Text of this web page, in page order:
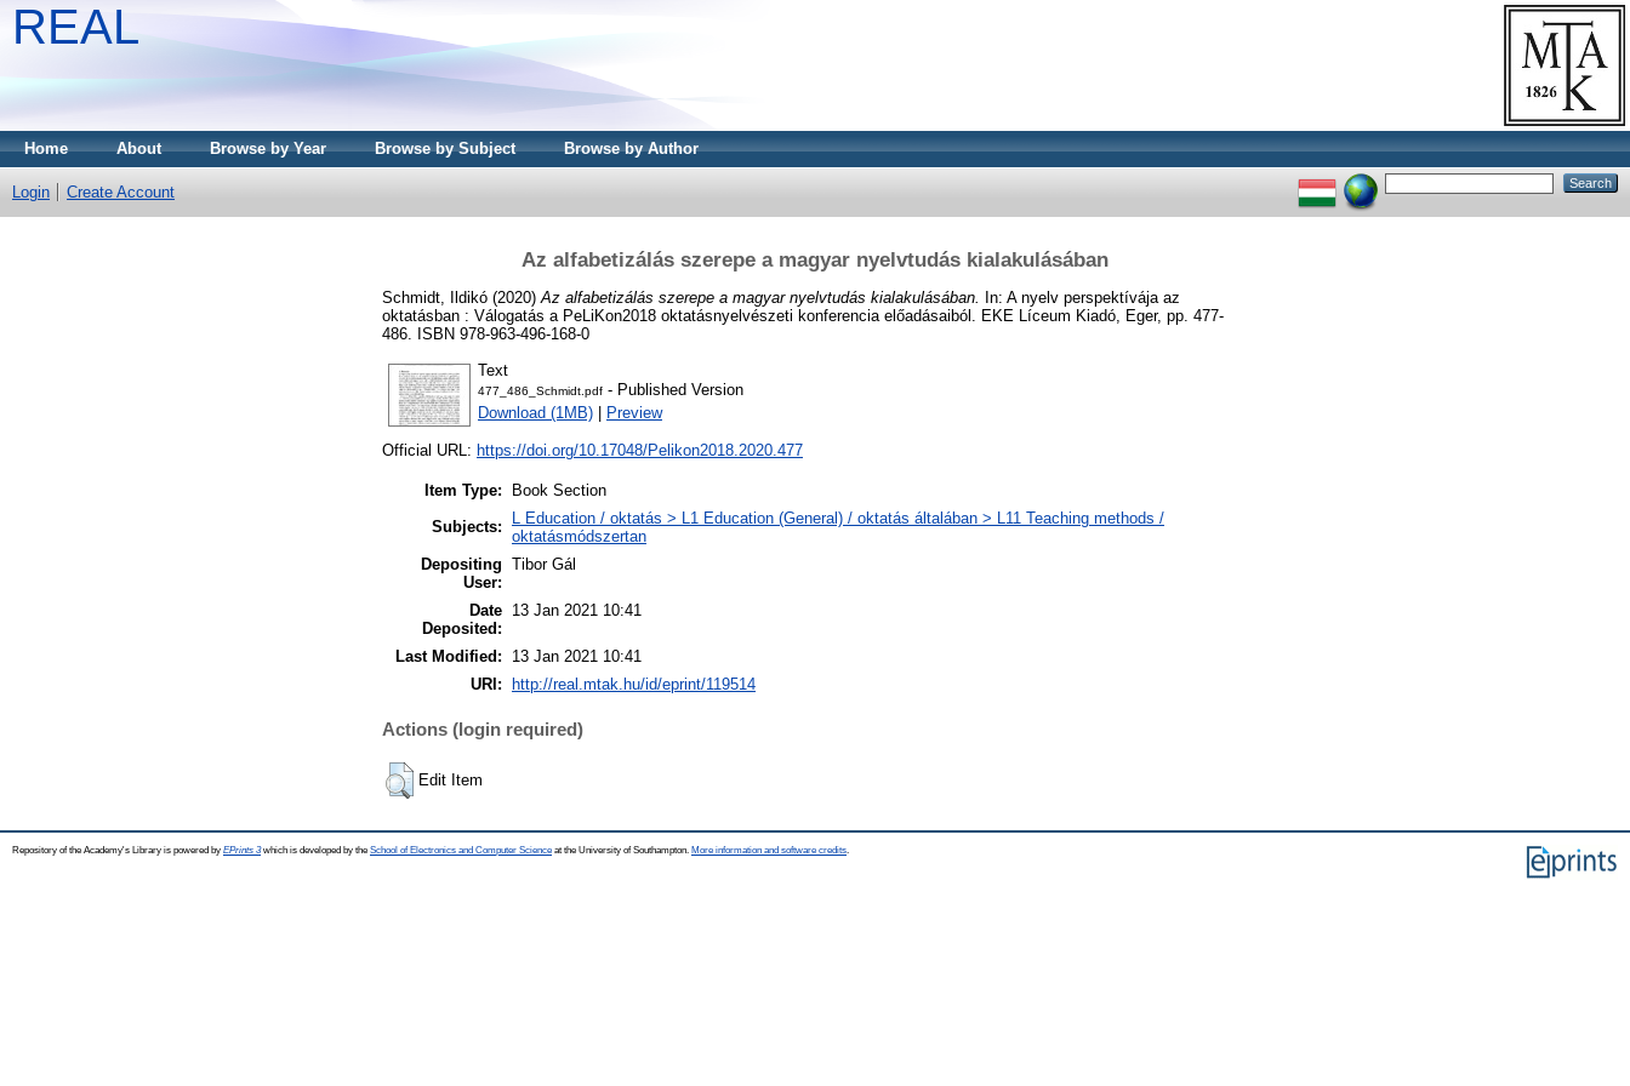
REAL
Home About Browse by Year Browse by Subject Browse by Author
Login Create Account
Az alfabetizálás szerepe a magyar nyelvtudás kialakulásában
Schmidt, Ildikó (2020) Az alfabetizálás szerepe a magyar nyelvtudás kialakulásában. In: A nyelv perspektívája az
oktatásban : Válogatás a PeLiKon2018 oktatásnyelvészeti konferencia előadásaiból. EKE Líceum Kiadó, Eger, pp. 477-
486. ISBN 978-963-496-168-0
Text
477_486_Schmidt.pdf - Published Version
Download (1MB)
Preview
Official URL: https://doi.org/10.17048/Pelikon2018.2020.477
Item Type:
Book Section
Subjects:
L Education / oktatás > L1 Education (General) / oktatás általában > L11 Teaching methods /
oktatásmódszertan
Depositing
User:
Tibor Gál
Date
Deposited:
13 Jan 2021 10:41
Last Modified:
13 Jan 2021 10:41
URI:
http://real.mtak.hu/id/eprint/119514
Actions (login required)
Edit Item
Repository of the Academy's Library is powered by EPrints 3which is developed by the School of Electronics and Computer Science at the University of Southampton. More information and software credits